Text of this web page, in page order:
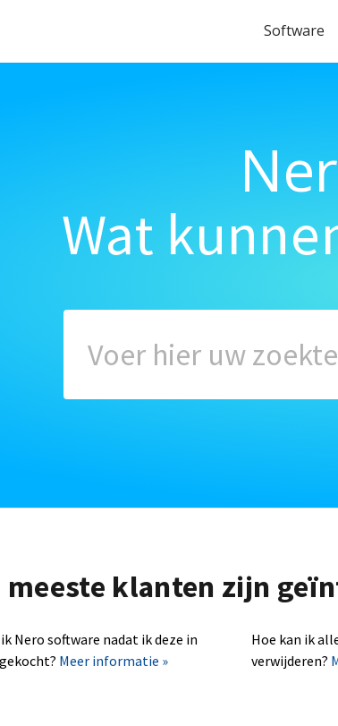
Software
Wat
meeste klanten zijn
Nero software nadat ik deze in
Meer informatie »
Hoe kan ik
verwijderen?